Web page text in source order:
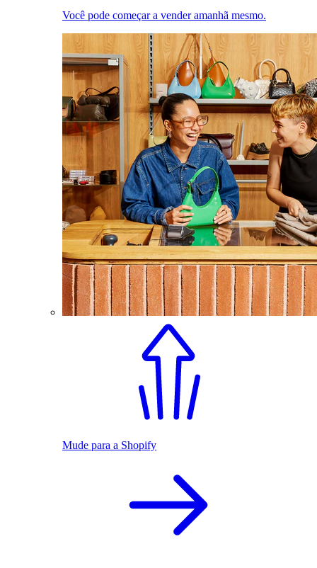
Você pode começar a vender amanhã mesmo.
Mude para a Shopify